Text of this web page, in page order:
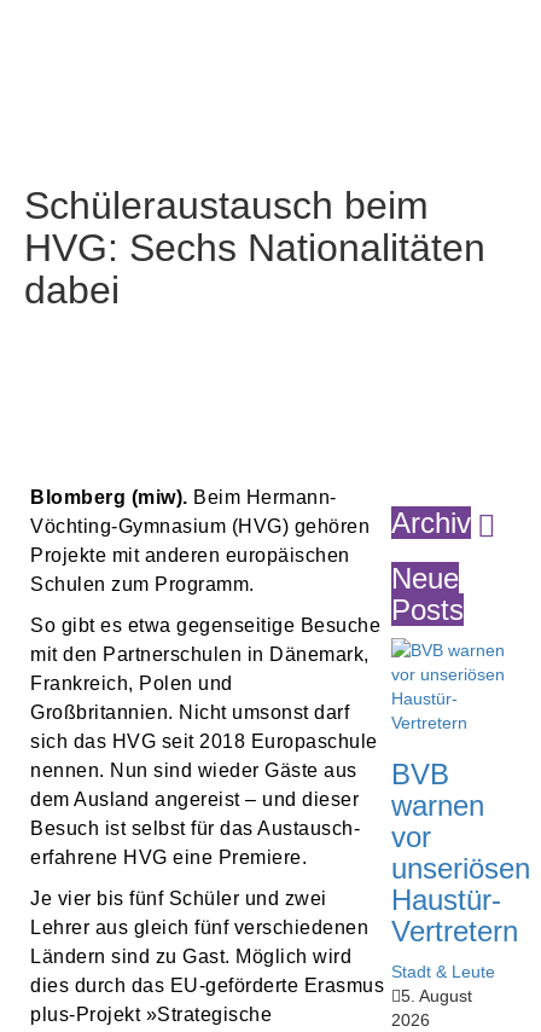
Schüleraustausch beim
HVG: Sechs Nationalitäten
dabei
Blomberg (miw). Beim Hermann-
Vöchting-Gymnasium (HVG) gehören
Projekte mit anderen europäischen
Schulen zum Programm.
So gibt es etwa gegenseitige Besuche
mit den Partnerschulen in Dänemark,
Frankreich, Polen und
Großbritannien. Nicht umsonst darf
sich das HVG seit 2018 Europaschule
nennen. Nun sind wieder Gäste aus
dem Ausland angereist – und dieser
Besuch ist selbst für das Austausch-
erfahrene HVG eine Premiere.
Je vier bis fünf Schüler und zwei
Lehrer aus gleich fünf verschiedenen
Ländern sind zu Gast. Möglich wird
dies durch das EU-geförderte Erasmus
plus-Projekt »Strategische
Archiv
Neue
Posts
BVB
warnen
vor
unseriösen
Haustür-
Vertretern
Stadt & Leute
5. August
2026